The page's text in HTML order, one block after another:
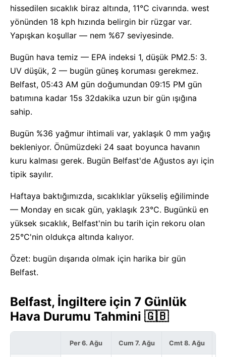
hissedilen sıcaklık biraz altında, 11°C civarında. west
yönünden 18 kph hızında belirgin bir rüzgar var.
Yapışkan koşullar — nem %67 seviyesinde.
Bugün hava temiz — EPA indeksi 1, düşük PM2.5: 3.
UV düşük, 2 — bugün güneş koruması gerekmez.
Belfast, 05:43 AM gün doğumundan 09:15 PM gün
batımına kadar 15s 32dakika uzun bir gün ışığına
sahip.
Bugün %36 yağmur ihtimali var, yaklaşık 0 mm yağış
bekleniyor. Önümüzdeki 24 saat boyunca havanın
kuru kalması gerek. Bugün Belfast'de Ağustos ayı için
tipik sayılır.
Haftaya baktığımızda, sıcaklıklar yükseliş eğiliminde
— Monday en sıcak gün, yaklaşık 23°C. Bugünkü en
yüksek sıcaklık, Belfast'nin bu tarih için rekoru olan
25°C'nin oldukça altında kalıyor.
Özet: bugün dışarıda olmak için harika bir gün
Belfast.
Belfast, İngiltere için 7 Günlük
Hava Durumu Tahmini 🇬🇧
Per 6. Ağu Cum 7. Ağu Cmt 8. Ağu